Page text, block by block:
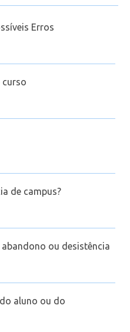
Erros
curso
de campus?
ou desistência
aluno ou do